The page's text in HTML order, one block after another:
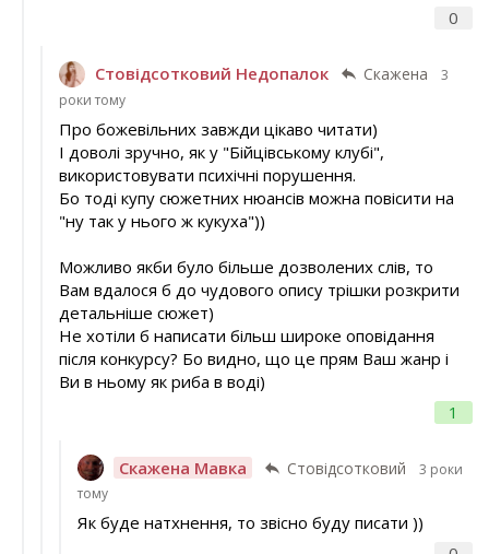
0
Стовідсотковий Недопалок Скажена
3
роки тому
1
Про божевільних завжди цікаво читати)
І доволі зручно, як у "Бійцівському клубі",
використовувати психічні порушення.
Бо тоді купу сюжетних нюансів можна повісити на
"ну так у нього ж кукуха"))
Можливо якби було більше дозволених слів, то
Вам вдалося б до чудового опису трішки розкрити
детальніше сюжет)
Не хотіли б написати більш широке оповідання
після конкурсу? Бо видно, що це прям Ваш жанр і
Ви в ньому як риба в воді)
Скажена Мавка Стовідсотковий
3 роки
тому
Як буде натхнення, то звісно буду писати ))